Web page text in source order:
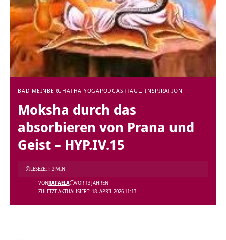
BAD MEINBERG HATHA YOGAPODCASTTÄGL. INSPIRATION
Moksha durch das
absorbieren von Prana und
Geist – HYP.IV.15
ZULETZT AKTUALISIERT: 18. APRIL 2026 11:13
VONRAFAELA VOR 13 JAHREN
LESEZEIT: 2 MIN